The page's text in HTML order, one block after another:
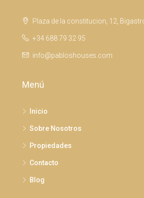
Plaza de la constitucion, 12,
+34 688 79 32 95
info@pabloshouses.com
Menú
Inicio
Sobre Nosotros
Propiedades
Contacto
Blog